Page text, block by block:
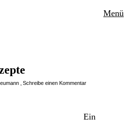
Menü
Schreibe einen Kommentar
Ein